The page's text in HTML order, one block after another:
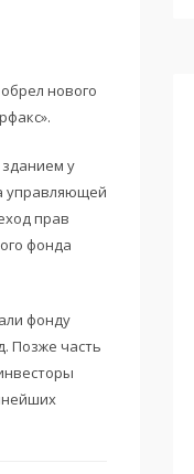
нового
у
управляющей
прав
фонда
фонду
Позже часть